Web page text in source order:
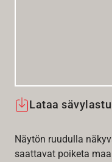
Lataa sävylastu
Näytön ruudulla
saattavat poiketa